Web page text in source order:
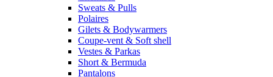
Sweats & Pulls
Polaires
Gilets & Bodywarmers
Coupe-vent & Soft shell
Vestes & Parkas
Short & Bermuda
Pantalons